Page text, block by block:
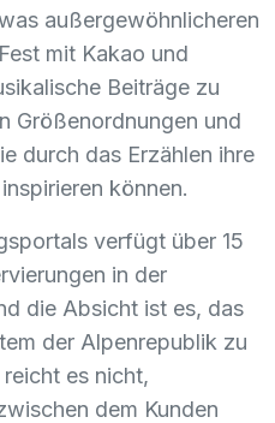
außergewöhnlicheren
mit Kakao und
Beiträge zu
Größenordnungen und
durch das Erzählen ihre
können.
verfügt über 15
in der
die Absicht ist es, das
der Alpenrepublik zu
es nicht,
dem Kunden